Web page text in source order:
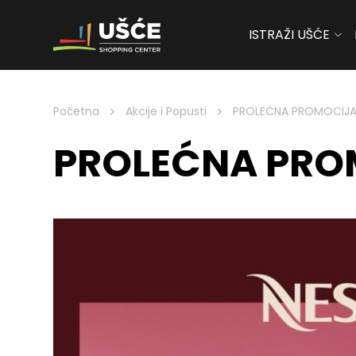
Skip to content
ISTRAŽI UŠĆE
Početna > Akcije i Popusti > PROLEĆNA
PROLEĆNA